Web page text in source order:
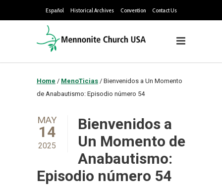
Español Historical Archives Convention Contact Us
Home / MenoTicias / Bienvenidos a Un Momento
de Anabautismo: Episodio número 54
MAY
14
2025
Bienvenidos a
Un Momento de
Anabautismo:
Episodio número 54